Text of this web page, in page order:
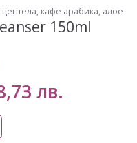
кафе арабика, алое
150ml
лв.